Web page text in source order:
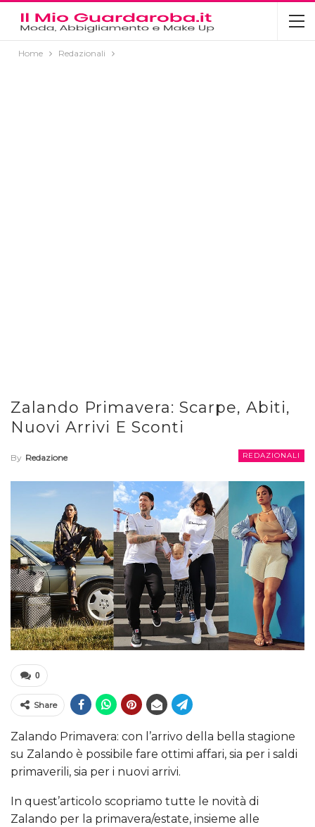
Home Redazionali
Zalando Primavera: Scarpe, Abiti,
Nuovi Arrivi E Sconti
REDAZIONALI
By Redazione
0
Share
Zalando Primavera: con l’arrivo della bella stagione
su Zalando è possibile fare ottimi affari, sia per i saldi
primaverili, sia per i nuovi arrivi.
In quest’articolo scopriamo tutte le novità di
Zalando per la primavera/estate, insieme alle